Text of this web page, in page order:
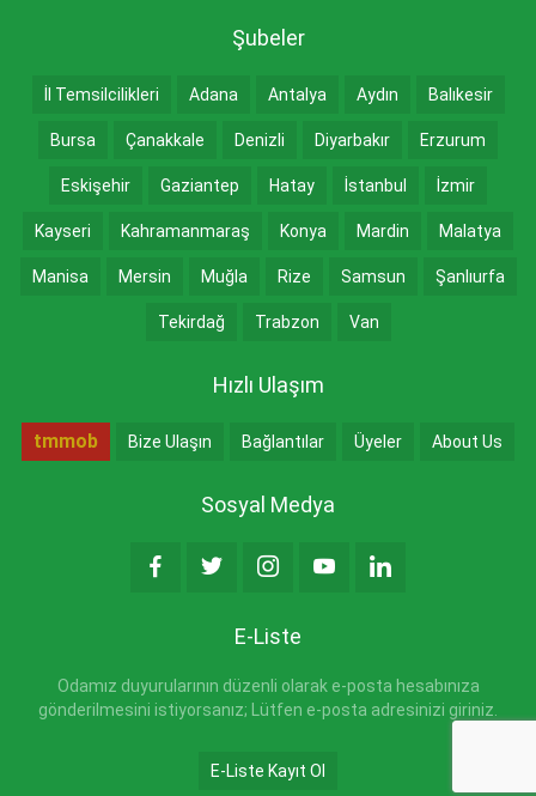
Şubeler
İl Temsilcilikleri Adana Antalya Aydın Balıkesir
Bursa Çanakkale Denizli Diyarbakır Erzurum
Eskişehir Gaziantep Hatay İstanbul İzmir
Kayseri Kahramanmaraş Konya Mardin Malatya
Manisa Mersin Muğla Rize Samsun Şanlıurfa
Tekirdağ Trabzon Van
Hızlı Ulaşım
tmmob Bize Ulaşın Bağlantılar Üyeler About Us
Sosyal Medya
E-Liste
Odamız duyurularının düzenli olarak e-posta hesabınıza
gönderilmesini istiyorsanız; Lütfen e-posta adresinizi giriniz.
E-Liste Kayıt Ol